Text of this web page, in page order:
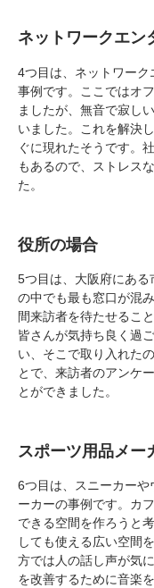
ネットワークエン
4つ目は、ネットワー
事例です。ここではオ
ましたが、無音で寂し
いました。これを解決
ぐに現れたそうです。
もあるので、ストレス
た。
役所の場合
5つ目は、大阪府にあ
の中でも最も窓口が混
間来訪者を待たせるこ
皆さんが気持ち良く過
い、そこで取り入れた
とで、来訪者のアンケ
とができました。
スポーツ用品メー
6つ目は、スニーカー
ーカーの事例です。カ
できる空間を作ろうと
しても使える広い空間
方では人の話し声が気
を改善するために音楽